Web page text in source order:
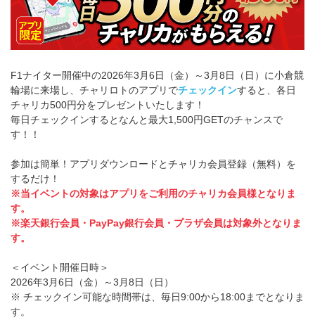
F1ナイター開催中の2026年3月6日（金）～3月8日（日）に小倉競
輪場に来場し、チャリロトのアプリでチェックインすると、各日
チャリカ500円分をプレゼントいたします！
毎日チェックインするとなんと最大1,500円GETのチャンスで
す！！
参加は簡単！アプリダウンロードとチャリカ会員登録（無料）を
するだけ！
※当イベントの対象はアプリをご利用のチャリカ会員様となりま
す。
※楽天銀行会員・PayPay銀行会員・プラザ会員は対象外となりま
す。
＜イベント開催日時＞
2026年3月6日（金）～3月8日（日）
※ チェックイン可能な時間帯は、毎日9:00から18:00までとなりま
す。